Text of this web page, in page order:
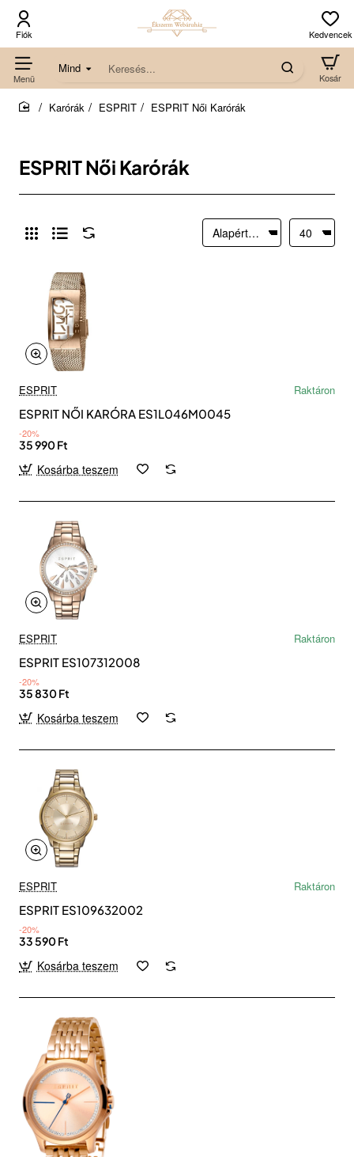
Mind
Keresés...
Karórák ESPRIT ESPRIT Női Karórák
ESPRIT Női Karórák
ESPRIT
Raktáron
ESPRIT NŐI KARÓRA ES1L046M0045
-20%
35 990 Ft
Kosárba teszem
ESPRIT
Raktáron
ESPRIT ES107312008
-20%
35 830 Ft
Kosárba teszem
ESPRIT
Raktáron
ESPRIT ES109632002
-20%
33 590 Ft
Kosárba teszem